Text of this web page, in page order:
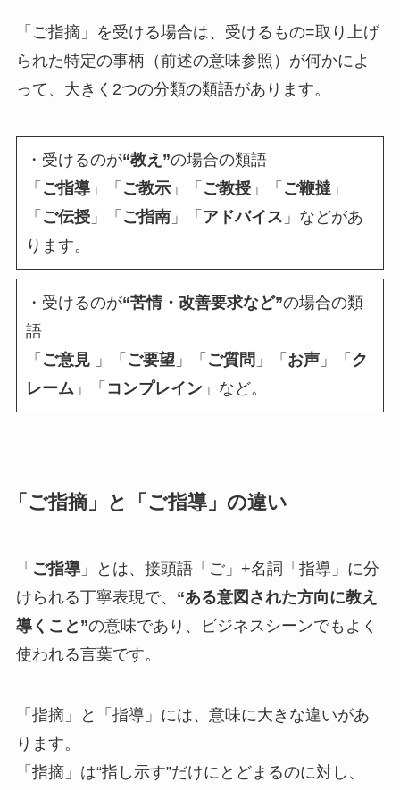
「ご指摘」を受ける場合は、受けるもの=取り上げ
られた特定の事柄（前述の意味参照）が何かによ
って、大きく2つの分類の類語があります。
・受けるのが“教え”の場合の類語
「 ご指導」「 ご教示」「 ご教授」「 ご鞭撻 」
「 ご伝授」「 ご指南」「 アドバイス 」などがあ
ります。
・受けるのが“苦情・改善要求など”の場合の類
語
「 ご意見」「 ご要望 」「 ご質問 」「 お声」「 ク
レーム 」「 コンプレイン」など。
「ご指摘」と「ご指導」の違い
「 ご指導」とは、接頭語「ご」+名詞「指導」に分
けられる丁寧表現で、 “ある意図された方向に教え
導くこと”の意味であり、ビジネスシーンでもよく
使われる言葉です。
「指摘」と「指導」には、意味に大きな違いがあ
ります。
「指摘」は“指し示す”だけにとどまるのに対し、